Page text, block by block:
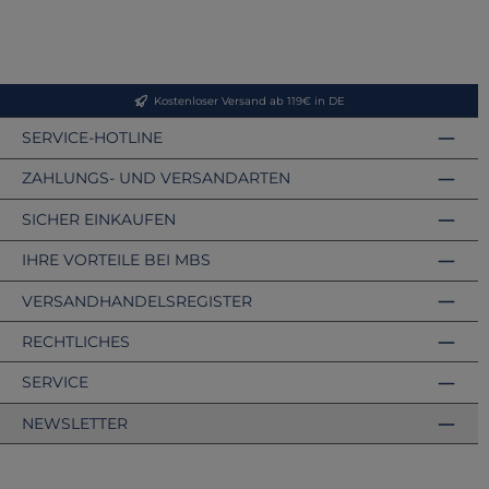
Kostenloser Versand ab 119€ in DE
SERVICE-HOTLINE
ZAHLUNGS- UND VERSANDARTEN
VERSANDHANDELSREGISTER
SICHER EINKAUFEN
IHRE VORTEILE BEI MBS
RECHTLICHES
SERVICE
NEWSLETTER